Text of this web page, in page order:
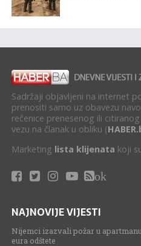
Sadržaji objavljeni na internet
prenositi samo uz obavezu
rečenice prenesenog ili
vezu na članak u obliku (
Marketing lista klijenata koji
ok
NAJNOVIJE VIJESTI
Nijemci izazvali požar u
eura odštete